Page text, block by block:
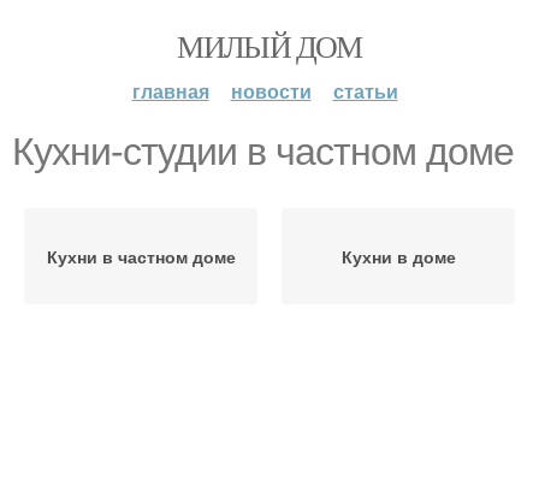
МИЛЫЙ ДОМ
главная новости статьи
Кухни-студии в частном доме
Кухни в частном доме Кухни в доме